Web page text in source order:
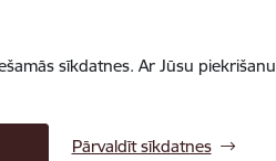
sīkdatnes. Ar Jūsu
Pārvaldīt sīkdatnes